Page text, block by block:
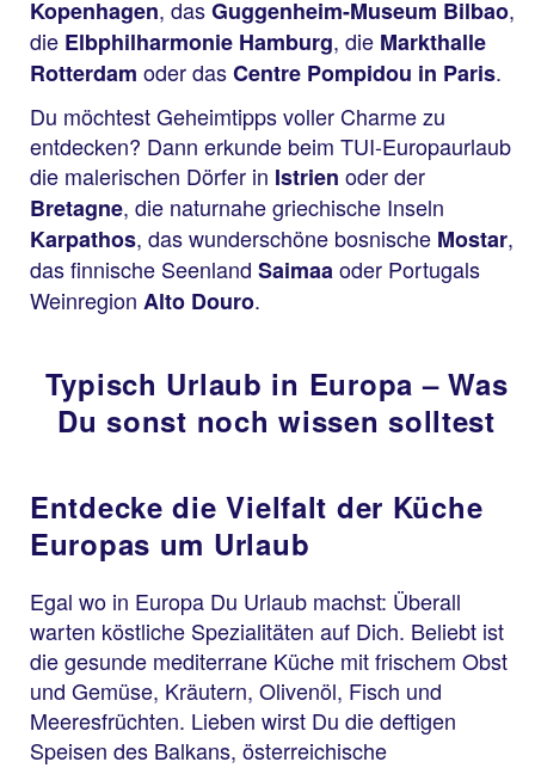
Kopenhagen, dasGuggenheim-Museum Bilbao,
die Elbphilharmonie Hamburg, die Markthalle
Rotterdam oder dasCentre Pompidou in Paris.
Du möchtest Geheimtipps voller Charme zu
entdecken? Dann erkunde beim TUI-Europaurlaub
die malerischen Dörfer in Istrien oder der
Bretagne, die naturnahe griechische Inseln
Karpathos, das wunderschöne bosnische Mostar,
das finnische Seenland Saimaaoder Portugals
Weinregion Alto Douro.
Typisch Urlaub in Europa – Was
Du sonst noch wissen solltest
Entdecke die Vielfalt der Küche
Europas um Urlaub
Egal wo in Europa Du Urlaub machst: Überall
warten köstliche Spezialitäten auf Dich. Beliebt ist
die gesunde mediterrane Küche mit frischem Obst
und Gemüse, Kräutern, Olivenöl, Fisch und
Meeresfrüchten. Lieben wirst Du die deftigen
Speisen des Balkans, österreichische